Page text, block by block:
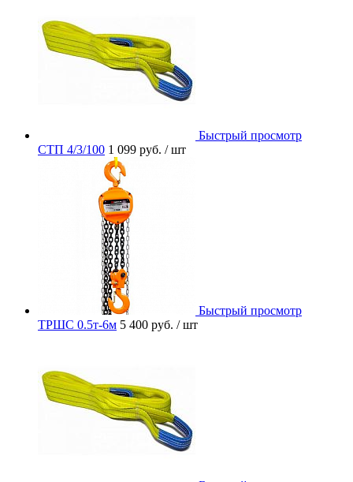
Быстрый просмотр
СТП 4/3/100 1 099 руб. / шт
Быстрый просмотр
ТРШС 0.5т-6м 5 400 руб. / шт